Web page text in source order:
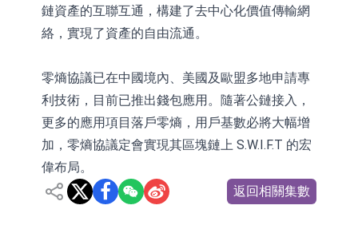
鏈資產的互聯互通，構建了去中心化價值傳輸網
絡，實現了資產的自由流通。
零熵協議已在中國境內、美國及歐盟多地申請專
利技術，目前已推出錢包應用。隨著公鏈接入，
更多的應用項目落戶零熵，用戶基數必將大幅增
加，零熵協議定會實現其區塊鏈上 S.W.I.F.T 的宏
偉布局。
返回相關集數